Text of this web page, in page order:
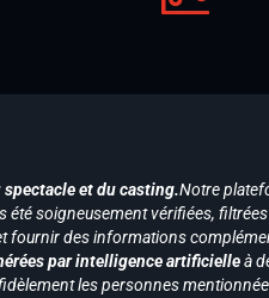
et du casting.Notre
soigneusement vérifiées,
fournir des informations
par intelligence artificielleà
les personnes